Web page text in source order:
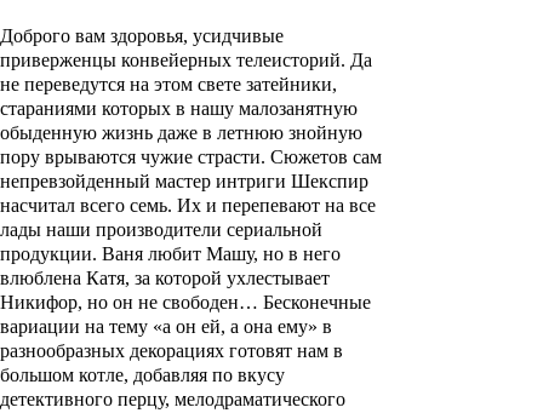
Доброго вам здоровья, усидчивые
приверженцы конвейерных телеисторий. Да
не переведутся на этом свете затейники,
стараниями которых в нашу малозанятную
обыденную жизнь даже в летнюю знойную
пору врываются чужие страсти. Сюжетов сам
непревзойденный мастер интриги Шекспир
насчитал всего семь. Их и перепевают на все
лады наши производители сериальной
продукции. Ваня любит Машу, но в него
влюблена Катя, за которой ухлестывает
Никифор, но он не свободен… Бесконечные
вариации на тему «а он ей, а она ему» в
разнообразных декорациях готовят нам в
большом котле, добавляя по вкусу
детективного перцу, мелодраматического